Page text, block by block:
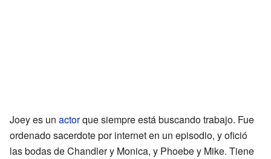
Joey es un actorque siempre está buscando trabajo. Fue
ordenado sacerdote por internet en un episodio, y ofició
las bodas de Chandler y Monica, y Phoebe y Mike. Tiene